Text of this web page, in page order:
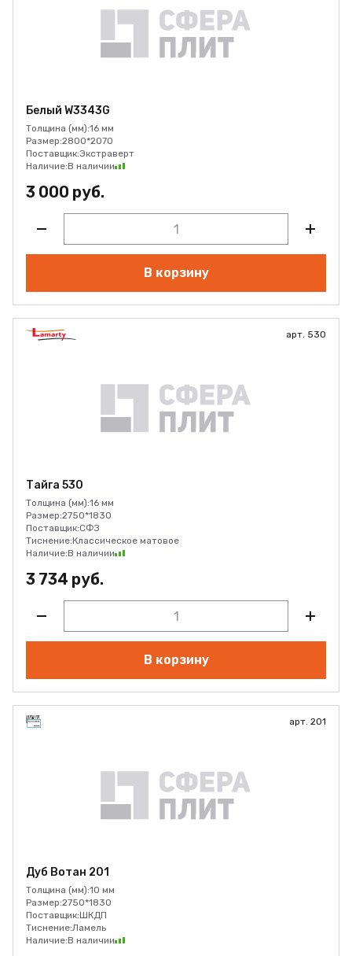
Белый W3343G
Толщина (мм):16 мм
Размер:2800*2070
Поставщик:Экстраверт
Наличие:В наличии
3 000 руб.
В корзину
арт. 530
Тайга 530
Толщина (мм):16 мм
Размер:2750*1830
Поставщик:СФЗ
Тиснение:Классическое матовое
Наличие:В наличии
3 734 руб.
В корзину
арт. 201
Дуб Вотан 201
Толщина (мм):10 мм
Размер:2750*1830
Поставщик:ШКДП
Тиснение:Ламель
Наличие:В наличии